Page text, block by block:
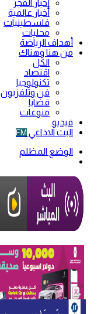
أخبار الفجر
أخبار عالمية
فلسطينيات
محليات
أهداف الرياضة
من هنا وهناك
الكل
اقتصاد
تكنولوجيا
فن وتلفزيون
قضايا
منوعات
فيديو
البث الاذاعي FM
الوضع المظلم